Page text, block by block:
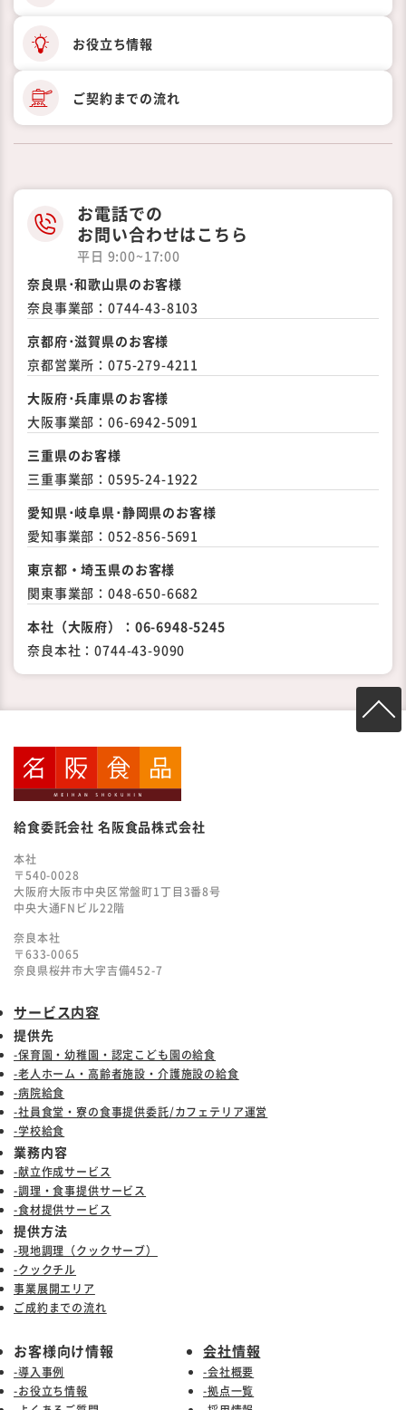
お役立ち情報
ご契約までの流れ
お電話での
お問い合わせはこちら
平日 9:00~17:00
奈良県･和歌山県のお客様
奈良事業部：0744-43-8103
京都府･滋賀県のお客様
京都営業所：075-279-4211
大阪府･兵庫県のお客様
大阪事業部：06-6942-5091
三重県のお客様
三重事業部：0595-24-1922
愛知県･岐阜県･静岡県のお客様
愛知事業部：052-856-5691
東京都・埼玉県のお客様
関東事業部：048-650-6682
本社（大阪府）： 06-6948-5245
奈良本社：0744-43-9090
給食委託会社 名阪食品株式会社
本社
〒540-0028
大阪府大阪市中央区常盤町1丁目3番8号
中央大通FNビル22階
奈良本社
〒633-0065
奈良県桜井市大字吉備452-7
サービス内容
提供先
-保育園・幼稚園・認定こども園の給食
-老人ホーム・高齢者施設・介護施設の給食
-病院給食
-社員食堂・寮の食事提供委託/カフェテリア運営
-学校給食
業務内容
-献立作成サービス
-調理・食事提供サービス
-食材提供サービス
提供方法
-現地調理（クックサーブ）
-クックチル
事業展開エリア
ご成約までの流れ
お客様向け情報
-導入事例
-お役立ち情報
会社情報
-会社概要
-拠点一覧